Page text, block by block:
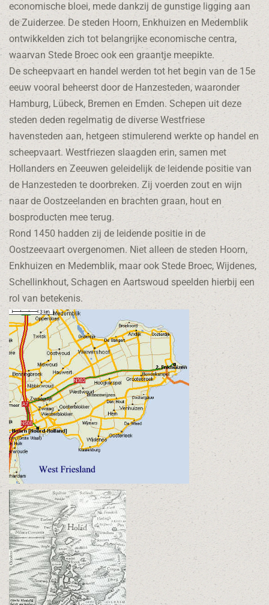
economische bloei, mede dankzij de gunstige ligging aan
de Zuiderzee. De steden Hoorn, Enkhuizen en Medemblik
ontwikkelden zich tot belangrijke economische centra,
waarvan Stede Broec ook een graantje meepikte.
De scheepvaart en handel werden tot het begin van de 15e
eeuw vooral beheerst door de Hanzesteden, waaronder
Hamburg, Lübeck, Bremen en Emden. Schepen uit deze
steden deden regelmatig de diverse Westfriese
havensteden aan, hetgeen stimulerend werkte op handel en
scheepvaart. Westfriezen slaagden erin, samen met
Hollanders en Zeeuwen geleidelijk de leidende positie van
de Hanzesteden te doorbreken. Zij voerden zout en wijn
naar de Oostzeelanden en brachten graan, hout en
bosproducten mee terug.
Rond 1450 hadden zij de leidende positie in de
Oostzeevaart overgenomen. Niet alleen de steden Hoorn,
Enkhuizen en Medemblik, maar ook Stede Broec, Wijdenes,
Schellinkhout, Schagen en Aartswoud speelden hierbij een
rol van betekenis.